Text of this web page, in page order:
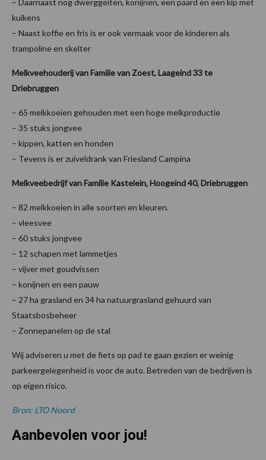
kuikens
– Naast koffie en fris is er ook vermaak voor de kinderen als
trampoline en skelter
Melkveehouderij van Familie van Zoest, Laageind 33 te
Driebruggen
– 65 melkkoeien gehouden met een hoge melkproductie
– 35 stuks jongvee
– kippen, katten en honden
– Tevens is er zuiveldrank van Friesland Campina
Melkveebedrijf van Familie Kastelein, Hoogeind 40, Driebruggen
– 82 melkkoeien in alle soorten en kleuren.
– vleesvee
– 60 stuks jongvee
– 12 schapen met lammetjes
– vijver met goudvissen
– konijnen en een pauw
– 27 ha grasland en 34 ha natuurgrasland gehuurd van
Staatsbosbeheer
– Zonnepanelen op de stal
Wij adviseren u met de fiets op pad te gaan gezien er weinig
parkeergelegenheid is voor de auto. Betreden van de bedrijven is
op eigen risico.
Bron: LTO Noord
Aanbevolen voor jou!